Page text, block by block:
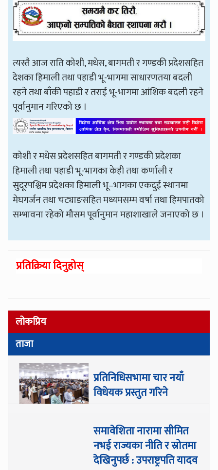
त्यस्तै आज राति कोशी, मधेस, बागमती र गण्डकी प्रदेशसहित
देशका हिमाली तथा पहाडी भू-भागमा साधारणतया बदली
रहने तथा बाँकी पहाडी र तराई भू-भागमा आंशिक बदली रहने
पूर्वानुमान गरिएको छ ।
कोशी र मधेस प्रदेशसहित बागमती र गण्डकी प्रदेशका
हिमाली तथा पहाडी भू-भागका केही तथा कर्णाली र
सुदूरपश्चिम प्रदेशका हिमाली भू–भागका एकदुई स्थानमा
मेघगर्जन तथा चट्याङसहित मध्यमसम्म वर्षा तथा हिमपातको
सम्भावना रहेको मौसम पूर्वानुमान महाशाखाले जनाएको छ ।
प्रतिक्रिया दिनुहोस्
लोकप्रिय
ताजा
प्रतिनिधिसभामा चार नयाँ
विधेयक प्रस्तुत गरिने
समावेशिता नारामा सीमित
नभई राज्यका नीति र स्रोतमा
देखिनुपर्छ : उपराष्ट्रपति यादव